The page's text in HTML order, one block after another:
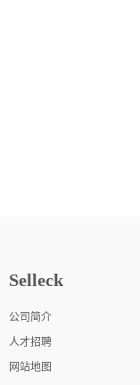
Selleck
公司简介
人才招聘
网站地图